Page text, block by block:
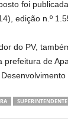
foi
edição n.º
do PV,
de
SUPERINTENDENTE